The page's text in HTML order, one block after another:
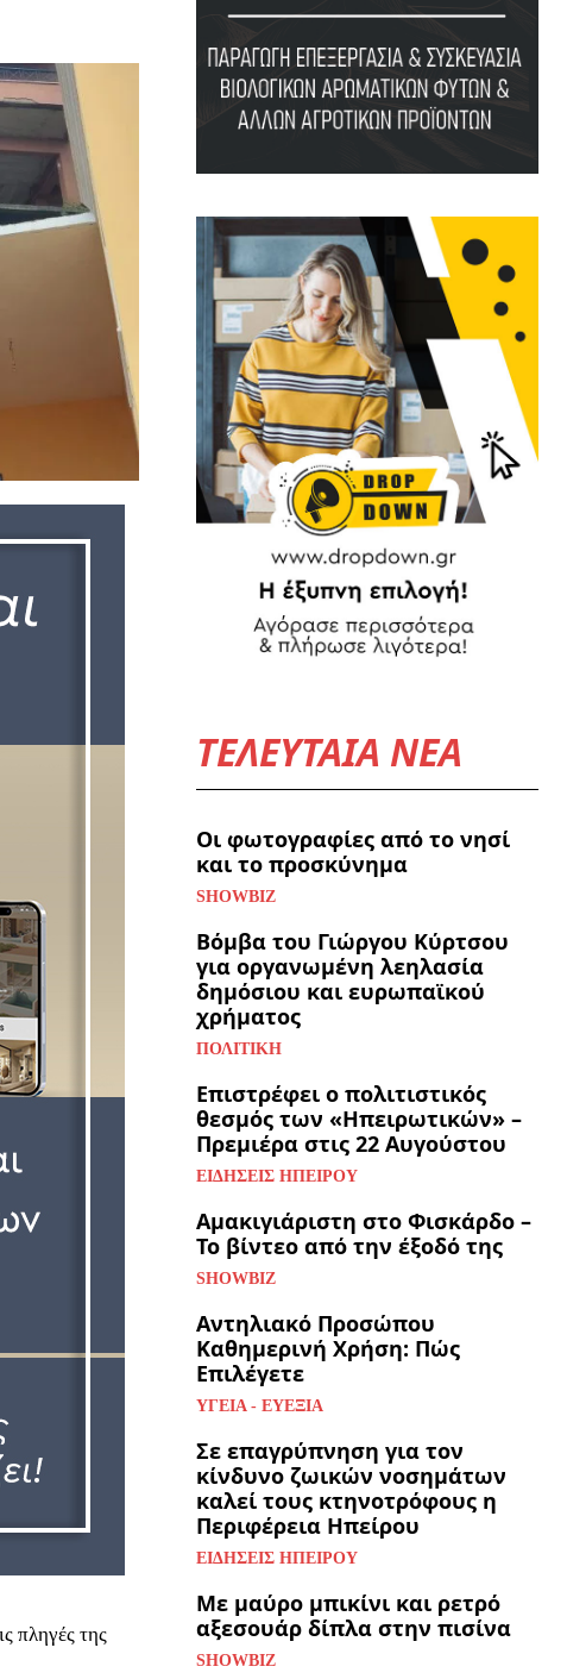
πληγές της
ΤΕΛΕΥΤΑΙΑ ΝΕΑ
Οι φωτογραφίες από το νησί
και το προσκύνημα
SHOWBIZ
Βόμβα του Γιώργου Κύρτσου
για οργανωμένη λεηλασία
δημόσιου και ευρωπαϊκού
χρήματος
ΠΟΛΙΤΙΚΉ
Επιστρέφει ο πολιτιστικός
θεσμός των «Ηπειρωτικών» –
Πρεμιέρα στις 22 Αυγούστου
ΕΙΔΉΣΕΙΣ ΗΠΕΊΡΟΥ
Αμακιγιάριστη στο Φισκάρδο –
Το βίντεο από την έξοδό της
SHOWBIZ
Αντηλιακό Προσώπου
Καθημερινή Χρήση: Πώς
Επιλέγετε
ΥΓΕΊΑ - ΕΥΕΞΊΑ
Σε επαγρύπνηση για τον
κίνδυνο ζωικών νοσημάτων
καλεί τους κτηνοτρόφους η
Περιφέρεια Ηπείρου
ΕΙΔΉΣΕΙΣ ΗΠΕΊΡΟΥ
Με μαύρο μπικίνι και ρετρό
αξεσουάρ δίπλα στην πισίνα
SHOWBIZ